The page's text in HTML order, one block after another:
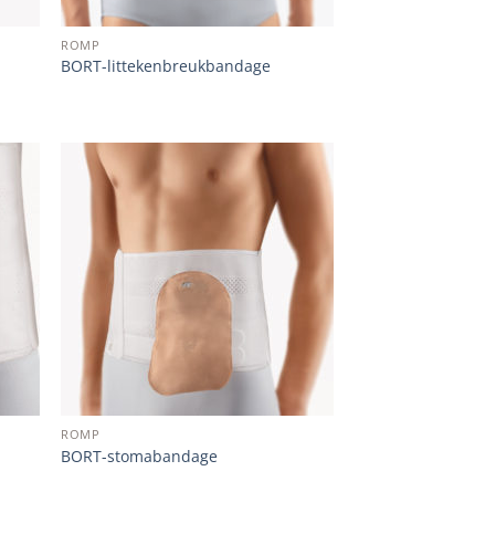
ROMP
BORT-littekenbreukbandage
Add to
wishlist
ROMP
BORT-stomabandage